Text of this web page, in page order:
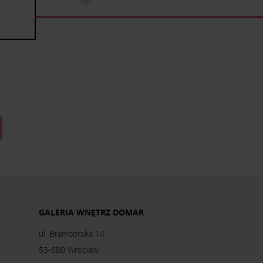
GALERIA WNĘTRZ DOMAR
ul. Braniborska 14
53-680 Wrocław